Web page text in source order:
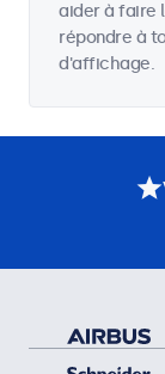
aider à faire
répondre à
d'affichage.